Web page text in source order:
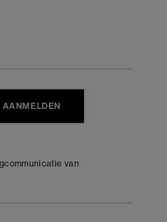
AANMELDEN
van